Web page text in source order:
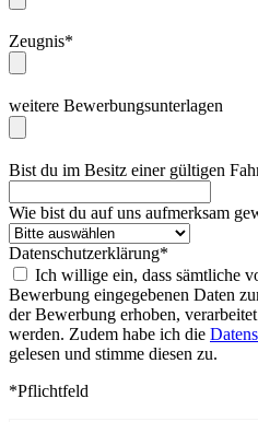
Zeugnis*
weitere Bewerbungsunterlagen
Bist du im Besitz einer gültigen
Wie bist du auf uns aufmerksam
Datenschutzerklärung*
Ich willige ein, dass sämtliche
Bewerbung eingegebenen Daten
der Bewerbung erhoben,
werden. Zudem habe ich die
gelesen und stimme diesen zu.
*Pflichtfeld